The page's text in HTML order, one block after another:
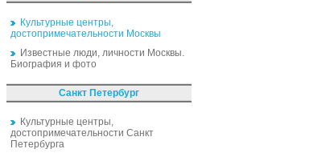
Культурные центры,
достопримечательности Москвы
Известные люди, личности Москвы.
Биография и фото
Санкт Петербург
Культурные центры,
достопримечательности Санкт
Петербурга